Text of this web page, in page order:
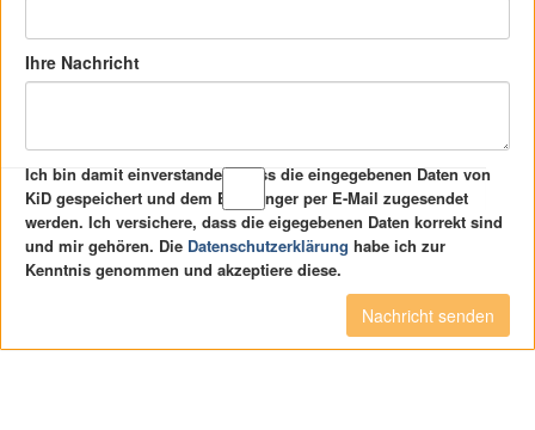
Ihre Nachricht
Ich bin damit einverstanden, dass die eingegebenen Daten von
KiD gespeichert und dem Empfänger per E-Mail zugesendet
werden. Ich versichere, dass die eigegebenen Daten korrekt sind
und mir gehören. Die Datenschutzerklärung habe ich zur
Kenntnis genommen und akzeptiere diese.
Nachricht senden